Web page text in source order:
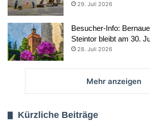
29. Juli 2026
Besucher-Info:
Steintor bleibt am 30.
28. Juli 2026
Mehr anzeigen
Kürzliche Beiträge